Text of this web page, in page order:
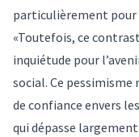
particulièrement pour
«Toutefois, ce
inquiétude pour
social. Ce
de confiance envers
qui dépasse